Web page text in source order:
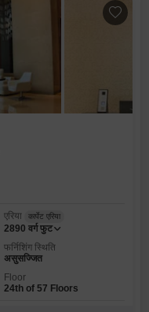
एरिया कार्पेट एरिया
2890 वर्ग फुट
फर्निशिंग स्थिति
असुसज्जित
Floor
24th of 57 Floors